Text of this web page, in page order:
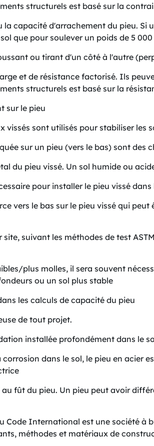
structurels est basé sur la
capacité d'arrachement du pieu. Si
que pour soulever un poids de 5
ou tirant d'un côté à l'autre
et de résistance factorisé. Ils
structurels est basé sur la
sur le pieu
vissés sont utilisés pour stabiliser les
sur un pieu (vers le bas) sont des
du pieu vissé. Un sol humide ou
pour installer le pieu vissé dans
vers le bas sur le pieu vissé qui
site, suivant les méthodes de test
plus molles, il sera souvent
ou un sol plus stable
les calculs de capacité du pieu
de tout projet.
installée profondément dans le
dans le sol, le pieu en acier
fût du pieu. Un pieu peut avoir
Code International est une société
méthodes et matériaux de